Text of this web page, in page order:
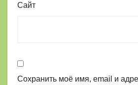
Сайт
Сохранить моё имя, email и